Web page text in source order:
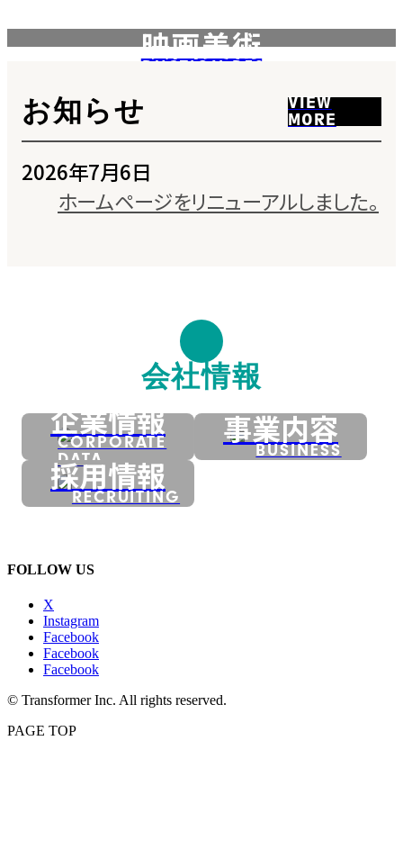
映画美術
PRODUCTION DESIGN
お知らせ
VIEW
MORE
2026年7月6日
ホームページをリニューアルしました。
会社情報
企業情報
CORPORATE
DATA
事業内容
BUSINESS
採用情報
RECRUITING
FOLLOW US
X
Instagram
Facebook
Facebook
Facebook
© Transformer Inc. All rights reserved.
PAGE TOP